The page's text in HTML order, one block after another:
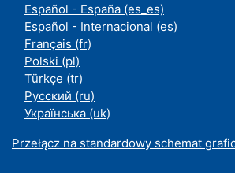
Español - España ‎(es_es)‎
Español - Internacional ‎(es)‎
Français ‎(fr)‎
Polski ‎(pl)‎
Türkçe ‎(tr)‎
Русский ‎(ru)‎
Українська ‎(uk)‎
Przełącz na standardowy schemat